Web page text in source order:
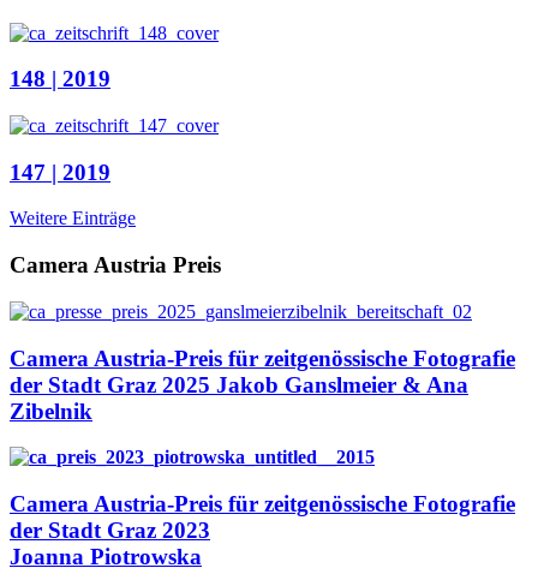
148 | 2019
147 | 2019
Weitere Einträge
Camera Austria Preis
Camera Austria-Preis für zeitgenössische Fotografie
der Stadt Graz 2025 Jakob Ganslmeier & Ana
Zibelnik
Camera Austria-Preis für zeitgenössische Fotografie
der Stadt Graz 2023
Joanna Piotrowska